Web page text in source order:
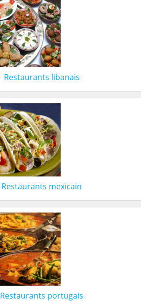
Restaurants libanais
Restaurants mexicain
Restaurants portugais